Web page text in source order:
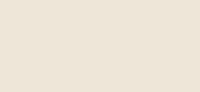
voi olla kokki.
yksinomaan -